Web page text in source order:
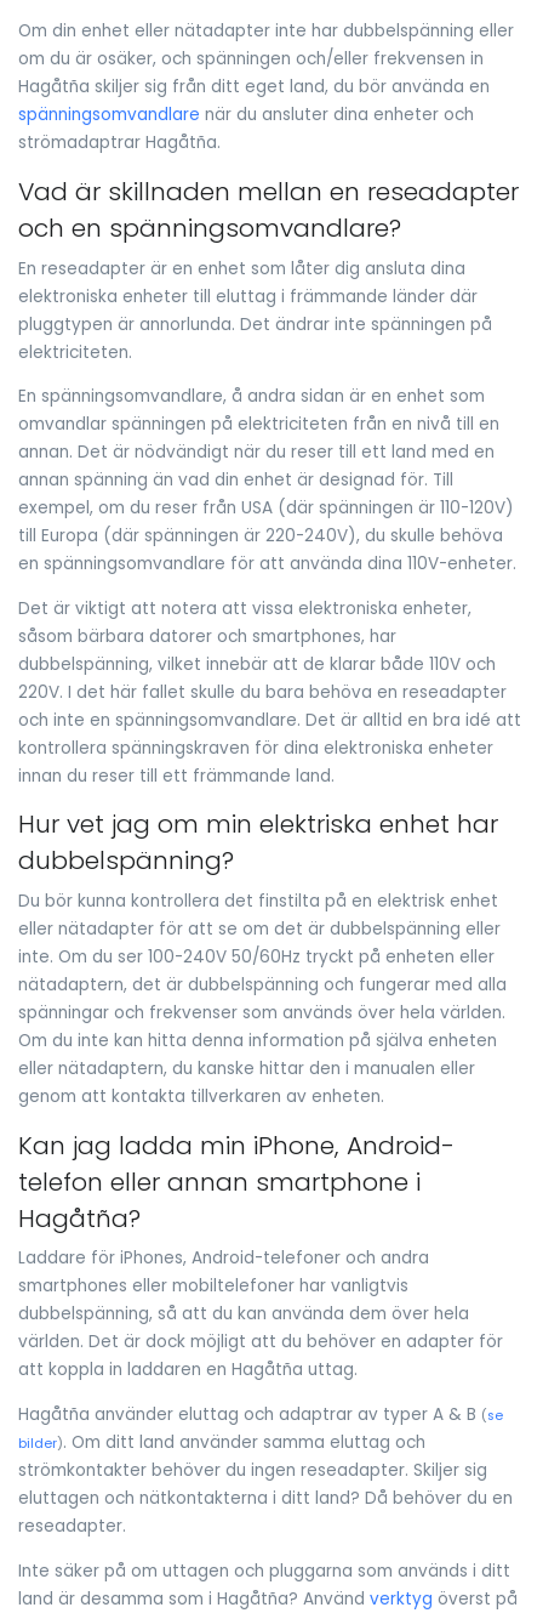
Om din enhet eller nätadapter inte har dubbelspänning eller
om du är osäker, och spänningen och/eller frekvensen in
Hagåtña skiljer sig från ditt eget land, du bör använda en
spänningsomvandlare när du ansluter dina enheter och
strömadaptrar Hagåtña.
Vad är skillnaden mellan en reseadapter
och en spänningsomvandlare?
En reseadapter är en enhet som låter dig ansluta dina
elektroniska enheter till eluttag i främmande länder där
pluggtypen är annorlunda. Det ändrar inte spänningen på
elektriciteten.
En spänningsomvandlare, å andra sidan är en enhet som
omvandlar spänningen på elektriciteten från en nivå till en
annan. Det är nödvändigt när du reser till ett land med en
annan spänning än vad din enhet är designad för. Till
exempel, om du reser från USA (där spänningen är 110-120V)
till Europa (där spänningen är 220-240V), du skulle behöva
en spänningsomvandlare för att använda dina 110V-enheter.
Det är viktigt att notera att vissa elektroniska enheter,
såsom bärbara datorer och smartphones, har
dubbelspänning, vilket innebär att de klarar både 110V och
220V. I det här fallet skulle du bara behöva en reseadapter
och inte en spänningsomvandlare. Det är alltid en bra idé att
kontrollera spänningskraven för dina elektroniska enheter
innan du reser till ett främmande land.
Hur vet jag om min elektriska enhet har
dubbelspänning?
Du bör kunna kontrollera det finstilta på en elektrisk enhet
eller nätadapter för att se om det är dubbelspänning eller
inte. Om du ser 100-240V 50/60Hz tryckt på enheten eller
nätadaptern, det är dubbelspänning och fungerar med alla
spänningar och frekvenser som används över hela världen.
Om du inte kan hitta denna information på själva enheten
eller nätadaptern, du kanske hittar den i manualen eller
genom att kontakta tillverkaren av enheten.
Kan jag ladda min iPhone, Android-
telefon eller annan smartphone i
Hagåtña?
Laddare för iPhones, Android-telefoner och andra
smartphones eller mobiltelefoner har vanligtvis
dubbelspänning, så att du kan använda dem över hela
världen. Det är dock möjligt att du behöver en adapter för
att koppla in laddaren en Hagåtña uttag.
Hagåtña använder eluttag och adaptrar av typer A & B (se
bilder). Om ditt land använder samma eluttag och
strömkontakter behöver du ingen reseadapter. Skiljer sig
eluttagen och nätkontakterna i ditt land? Då behöver du en
reseadapter.
Inte säker på om uttagen och pluggarna som används i ditt
land är desamma som i Hagåtña? Använd verktyg överst på